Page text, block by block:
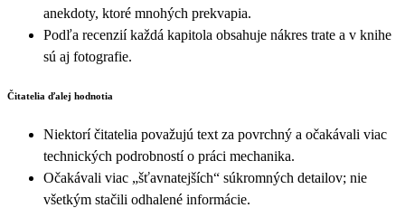
anekdoty, ktoré mnohých prekvapia.
Podľa recenzií každá kapitola obsahuje nákres trate a v knihe
sú aj fotografie.
Čitatelia ďalej hodnotia
Niektorí čitatelia považujú text za povrchný a očakávali viac
technických podrobností o práci mechanika.
Očakávali viac „šťavnatejších“ súkromných detailov; nie
všetkým stačili odhalené informácie.